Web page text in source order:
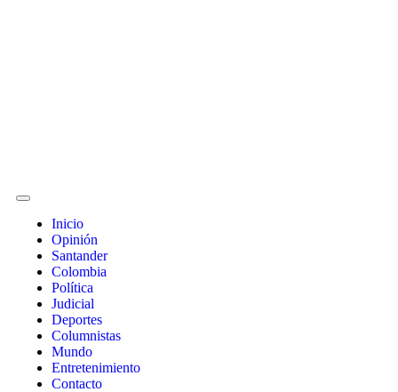
Inicio
Opinión
Santander
Colombia
Política
Judicial
Deportes
Columnistas
Mundo
Entretenimiento
Contacto